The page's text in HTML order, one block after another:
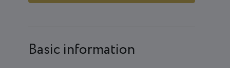
Basic information